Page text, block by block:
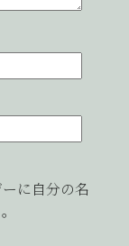
に自分の名